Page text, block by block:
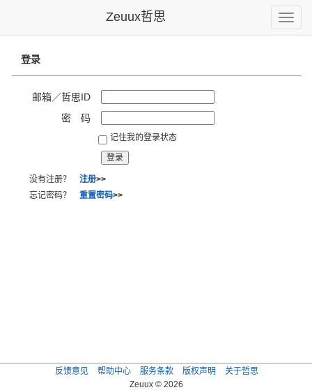
Toggle
Zeuux哲思
登录
邮箱／哲思ID
密 码
记住我的登录状态
没有注册？ 注册>>
忘记密码？ 重置密码>>
反馈意见 帮助中心 服务条款 版权声明
关于哲思
Zeuux © 2026